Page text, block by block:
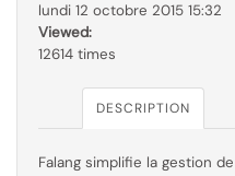
lundi 12 octobre 2015 15:32
Viewed:
12614 times
DESCRIPTION
Falang simplifie la gestion